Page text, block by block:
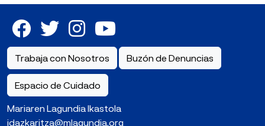
Trabaja con Nosotros Buzón de Denuncias
Espacio de Cuidado
Mariaren Lagundia Ikastola
idazkaritza@mlagundia.org